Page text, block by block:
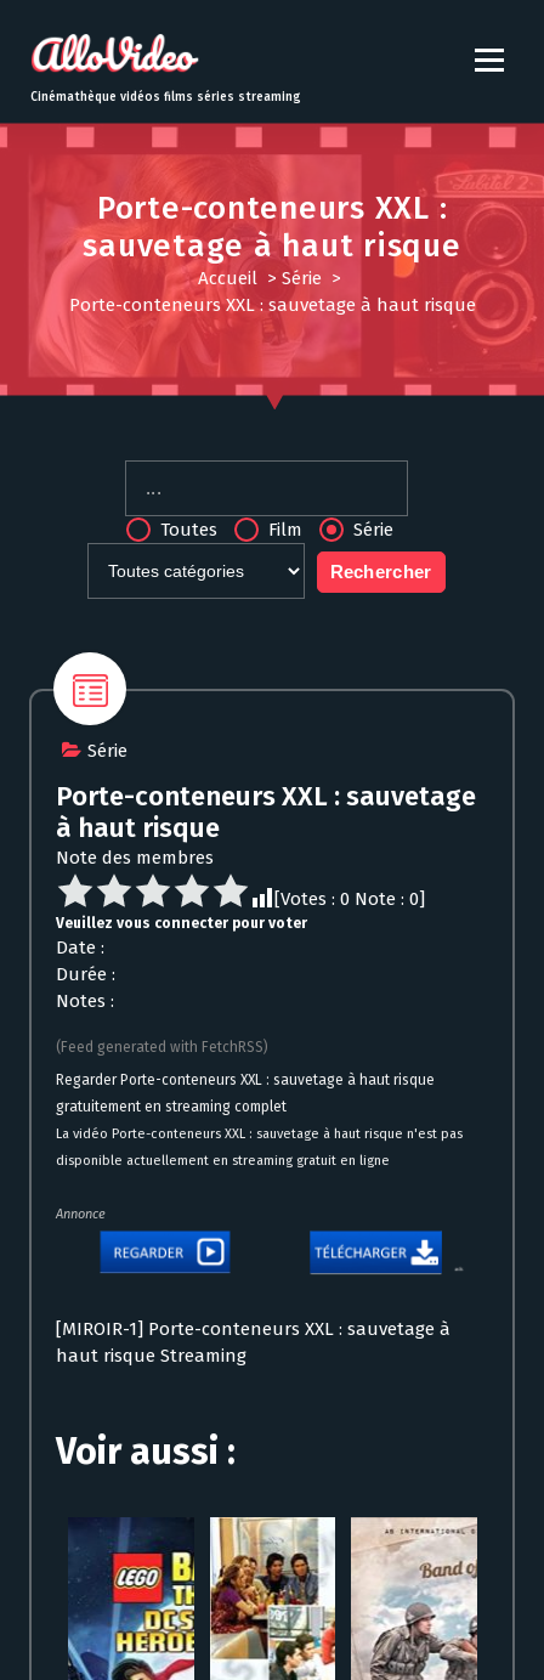
t
o
Cinémathèque vidéos films séries streaming
Porte-conteneurs XXL :
sauvetage à haut risque
Accueil > Série >
Porte-conteneurs XXL : sauvetage à haut risque
Toutes Film Série
Série
Porte-conteneurs XXL : sauvetage
à haut risque
Note des membres
[Votes : 0 Note : 0]
Veuillez vous connecter pour voter
Date :
Durée :
Notes :
(Feed generated with FetchRSS)
Regarder Porte-conteneurs XXL : sauvetage à haut risque
gratuitement en streaming complet
La vidéo Porte-conteneurs XXL : sauvetage à haut risque n'est pas
disponible actuellement en streaming gratuit en ligne
Annonce
[MIROIR-1] Porte-conteneurs XXL : sauvetage à
haut risque Streaming
Voir aussi :